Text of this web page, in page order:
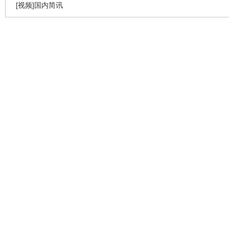
[视频]国内简讯